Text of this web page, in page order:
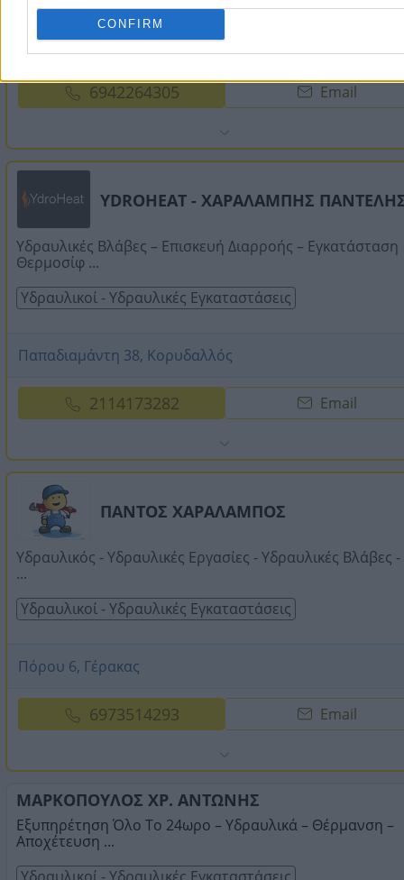
CONFIRM
Ακράτα, Ακράτα
6942264305 Email
YDROHEAT - ΧΑΡΑΛΑΜΠΗΣ
Υδραυλικές Βλάβες – Επισκευή Διαρροής – Εγκατάσταση
Θερμοσίφ ...
Υδραυλικοί - Υδραυλικές Εγκαταστάσεις
Παπαδιαμάντη 38, Κορυδαλλός
2114173282 Email
ΠΑΝΤΟΣ ΧΑΡΑΛΑΜΠΟΣ
Υδραυλικός - Υδραυλικές Εργασίες - Υδραυλικές Βλάβες -
...
Υδραυλικοί - Υδραυλικές Εγκαταστάσεις
Πόρου 6, Γέρακας
6973514293 Email
ΜΑΡΚΟΠΟΥΛΟΣ ΧΡ. ΑΝΤΩΝΗΣ
Εξυπηρέτηση Όλο Το 24ωρο – Υδραυλικά – Θέρμανση –
Αποχέτευση ...